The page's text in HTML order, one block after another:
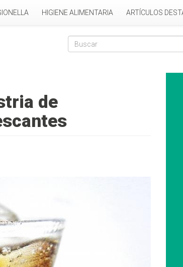
HIGIENE ALIMENTARIA ARTÍCULOS
Formulario de
de